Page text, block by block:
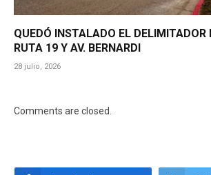
QUEDÓ INSTALADO EL DELIMITADOR
RUTA 19 Y AV. BERNARDI
28 julio, 2026
Comments are closed.